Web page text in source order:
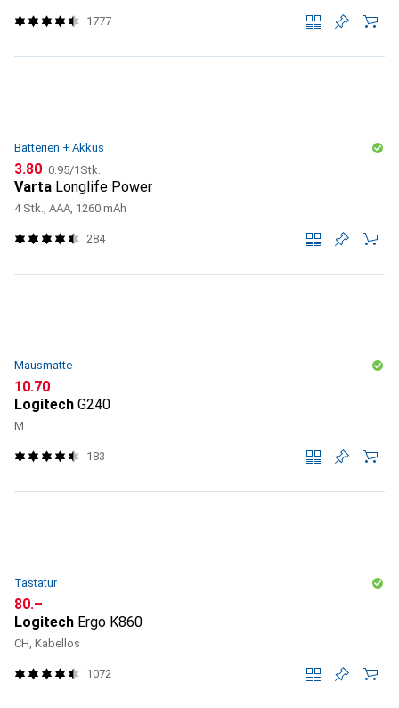
1777
Batterien + Akkus
CHF
3.80 CHF
0.95/1Stk.
Varta Longlife Power
4 Stk., AAA, 1260 mAh
284
Mausmatte
CHF
10.70
Logitech G240
M
183
Tastatur
CHF
80.–
Logitech Ergo K860
CH, Kabellos
1072